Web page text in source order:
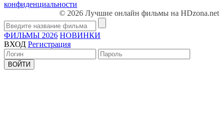
конфиденциальности
© 2026 Лучшие онлайн фильмы на HDzona.net
ФИЛЬМЫ 2026 НОВИНКИ
ВХОД Регистрация